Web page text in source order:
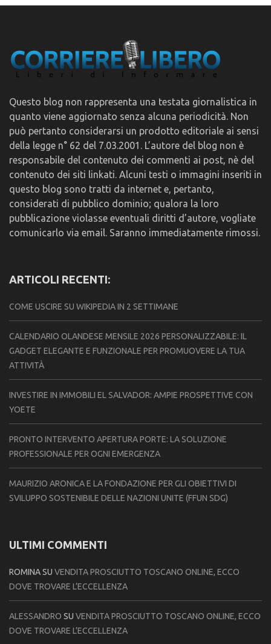
Questo blog non rappresenta una testata giornalistica in
quanto viene aggiornato senza alcuna periodicità. Non
può pertanto considerarsi un prodotto editoriale ai sensi
della legge n° 62 del 7.03.2001. L’autore del blog non è
responsabile del contenuto dei commenti ai post, nè del
contenuto dei siti linkati. Alcuni testi o immagini inseriti in
questo blog sono tratti da internet e, pertanto,
considerati di pubblico dominio; qualora la loro
pubblicazione violasse eventuali diritti d’autore, vogliate
comunicarlo via email. Saranno immediatamente rimossi.
ARTICOLI RECENTI:
COME USCIRE SU WIKIPEDIA IN 2 SETTIMANE
CALENDARIO OLANDESE MENSILE 2026 PERSONALIZZABILE: IL
GADGET ELEGANTE E FUNZIONALE PER PROMUOVERE LA TUA
ATTIVITÀ
INVESTIRE IN IMMOBILI EL SALVADOR: AMPIE PROSPETTIVE CON
YOETE
PRONTO INTERVENTO APERTURA PORTE: LA SOLUZIONE
PROFESSIONALE PER OGNI EMERGENZA
MAURIZIO ARONICA E LA FONDAZIONE PER GLI OBIETTIVI DI
SVILUPPO SOSTENIBILE DELLE NAZIONI UNITE (FFUN SDG)
ULTIMI COMMENTI
ROMINASU VENDITA PROSCIUTTO TOSCANO ONLINE, ECCO
DOVE TROVARE L’ECCELLENZA
ALESSANDRO SU VENDITA PROSCIUTTO TOSCANO ONLINE, ECCO
DOVE TROVARE L’ECCELLENZA